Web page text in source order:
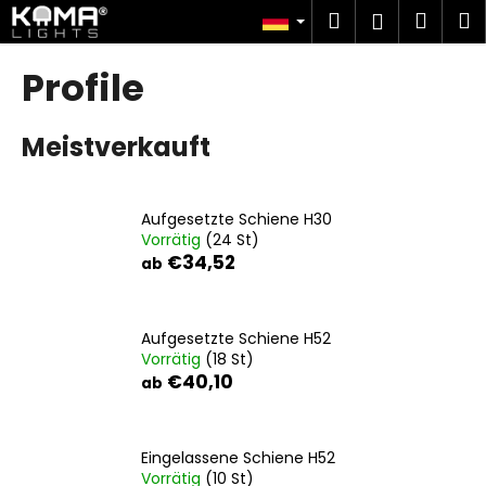
Zum
Inhalt
springen
Suchen
Login
Profile
Meistverkauft
Aufgesetzte Schiene H30
Vorrätig (24 St)
ab €34,52
Aufgesetzte Schiene H52
Vorrätig (18 St)
ab €40,10
Eingelassene Schiene H52
Vorrätig (10 St)
W
a
zum
zum
a